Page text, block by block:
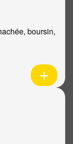
boursin,